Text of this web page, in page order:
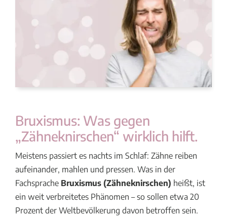
Bruxismus: Was gegen
„Zähneknirschen“ wirklich hilft.
Meistens passiert es nachts im Schlaf: Zähne reiben
aufeinander, mahlen und pressen. Was in der
Fachsprache Bruxismus (Zähneknirschen) heißt, ist
ein weit verbreitetes Phänomen – so sollen etwa 20
Prozent der Weltbevölkerung davon betroffen sein.